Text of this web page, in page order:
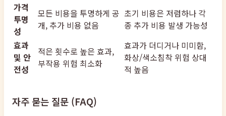
가격
투명
성
모든 비용을 투명하게 공
개, 추가 비용 없음
초기 비용은 저렴하나 각
종 추가 비용 발생 가능성
효과
및 안
전성
적은 횟수로 높은 효과,
부작용 위험 최소화
효과가 더디거나 미미함,
화상/색소침착 위험 상대
적 높음
자주 묻는 질문 (FAQ)